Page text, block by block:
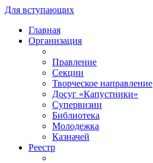
Для вступающих
Главная
Организация
Правление
Секции
Творческое направление
Досуг «Капустники»
Супервизии
Библиотека
Молодежка
Казначей
Реестр